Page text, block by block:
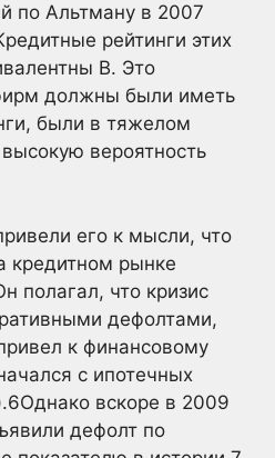
по Альтману в 2007
рейтинги этих
B. Это
должны были иметь
были в тяжелом
вероятность
его к мысли, что
кредитном рынке
полагал, что кризис
дефолтами,
к финансовому
с ипотечных
вскоре в 2009
дефолт по